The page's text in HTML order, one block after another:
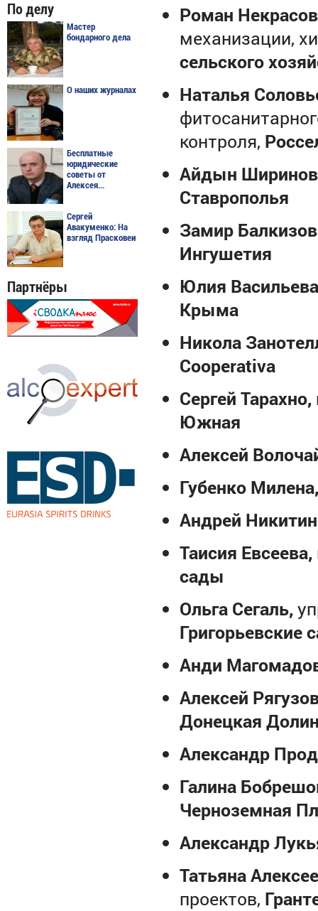
По делу
Мастер
бондарного дела
О наших журналах
Бесплатные
юридические
советы от
Алексея...
Сергей
Авакуменко: На
взгляд Прасковеи
Партнёры
Роман Некрасов
механизации,
сельского
Наталья
контроля,
Айдын Ширинов
Ставрополья
Замир Балкизов
Ингушетия
Юлия Васильева
Крыма
Никола
Cooperativa
Сергей Тарахно,
Южная
Алексей
Губенко Милена,
Андрей Никитин
Таисия Евсеева,
сады
Ольга Сегаль, у
Григорьевские
Анди
Алексей
Донецкая
Александр
Галина
Черноземная
Александр
Татьяна
проектов,